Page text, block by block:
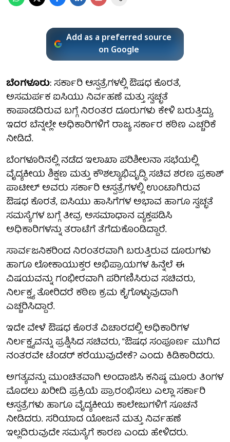
Add as a preferred source
on Google
ಬೆಂಗಳೂರು: ಸರ್ಕಾರಿ ಆಸ್ಪತ್ರೆಗಳಲ್ಲಿ ಔಷಧ ಕೊರತೆ,
ಅಸಮರ್ಪಕ ಐಸಿಯು ನಿರ್ವಹಣೆ ಮತ್ತು ಸ್ವಚ್ಛತೆ
ಕಾಪಾಡದಿರುವ ಬಗ್ಗೆ ನಿರಂತರ ದೂರುಗಳು ಕೇಳಿ ಬರುತ್ತಿದ್ದು,
ಇದರ ಬೆನ್ನಲ್ಲೇ ಅಧಿಕಾರಿಗಳಿಗೆ ರಾಜ್ಯ ಸರ್ಕಾರ ಕಠಿಣ ಎಚ್ಚರಿಕೆ
ನೀಡಿದೆ.
ಬೆಂಗಳೂರಿನಲ್ಲಿ ನಡೆದ ಇಲಾಖಾ ಪರಿಶೀಲನಾ ಸಭೆಯಲ್ಲಿ
ವೈದ್ಯಕೀಯ ಶಿಕ್ಷಣ ಮತ್ತು ಕೌಶಲ್ಯಾಭಿವೃದ್ಧಿ ಸಚಿವ ಶರಣ ಪ್ರಕಾಶ್
ಪಾಟೀಲ್ ಅವರು ಸರ್ಕಾರಿ ಆಸ್ಪತ್ರೆಗಳಲ್ಲಿ ಉಂಟಾಗಿರುವ
ಔಷಧ ಕೊರತೆ, ಐಸಿಯು ಹಾಸಿಗೆಗಳ ಅಭಾವ ಹಾಗೂ ಸ್ವಚ್ಛತೆ
ಸಮಸ್ಯೆಗಳ ಬಗ್ಗೆ ತೀವ್ರ ಅಸಮಾಧಾನ ವ್ಯಕ್ತಪಡಿಸಿ
ಅಧಿಕಾರಿಗಳನ್ನು ತರಾಟೆಗೆ ತೆಗೆದುಕೊಂಡಿದ್ದಾರೆ.
ಸಾರ್ವಜನಿಕರಿಂದ ನಿರಂತರವಾಗಿ ಬರುತ್ತಿರುವ ದೂರುಗಳು
ಹಾಗೂ ಲೋಕಾಯುಕ್ತರ ಅಭಿಪ್ರಾಯಗಳ ಹಿನ್ನೆಲೆ ಈ
ವಿಷಯವನ್ನು ಗಂಭೀರವಾಗಿ ಪರಿಗಣಿಸಿರುವ ಸಚಿವರು,
ನಿರ್ಲಕ್ಷ್ಯ ತೋರಿದರೆ ಕಠಿಣ ಕ್ರಮ ಕೈಗೊಳ್ಳುವುದಾಗಿ
ಎಚ್ಚರಿಸಿದ್ದಾರೆ.
ಇದೇ ವೇಳೆ ಔಷಧ ಕೊರತೆ ವಿಚಾರದಲ್ಲಿ ಅಧಿಕಾರಿಗಳ
ನಿರ್ಲಕ್ಷ್ಯವನ್ನು ಪ್ರಶ್ನಿಸಿದ ಸಚಿವರು, “ಔಷಧ ಸಂಪೂರ್ಣ ಮುಗಿದ
ನಂತರವೇ ಟೆಂಡರ್ ಕರೆಯುವುದೇಕೆ? ಎಂದು ಕಿಡಿಕಾರಿದರು.
ಅಗತ್ಯವನ್ನು ಮುಂಚಿತವಾಗಿ ಅಂದಾಜಿಸಿ ಕನಿಷ್ಠ ಮೂರು ತಿಂಗಳ
ಮೊದಲು ಖರೀದಿ ಪ್ರಕ್ರಿಯೆ ಪ್ರಾರಂಭಿಸಲು ಎಲ್ಲಾ ಸರ್ಕಾರಿ
ಆಸ್ಪತ್ರೆಗಳು ಹಾಗೂ ವೈದ್ಯಕೀಯ ಕಾಲೇಜುಗಳಿಗೆ ಸೂಚನೆ
ನೀಡಿದರು. ಸರಿಯಾದ ಯೋಜನೆ ಮತ್ತು ನಿರ್ವಹಣೆ
ಇಲ್ಲದಿರುವುದೇ ಸಮಸ್ಯೆಗೆ ಕಾರಣ ಎಂದು ಹೇಳಿದರು.